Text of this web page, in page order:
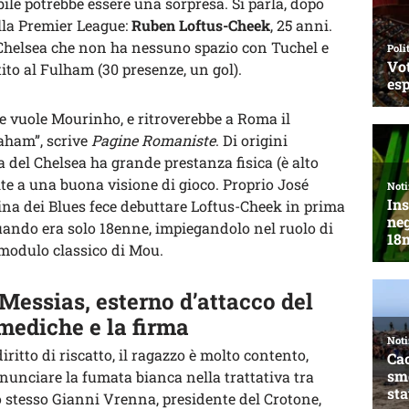
Premier League:Ruben Loftus-Cheek, 25 anni.
che non ha nessuno spazio con Tuchel e
al Fulham (30 presenze, un gol).
vuole Mourinho, e ritroverebbe a Roma il
scrive Pagine Romaniste. Di origini
Chelsea ha grande prestanza fisica (è alto
a una buona visione di gioco. Proprio José
dei Blues fece debuttare Loftus-Cheek in prima
era solo 18enne, impiegandolo nel ruolo di
classico di Mou.
esterno d’attacco del
e la firma
di riscatto, il ragazzo è molto contento,
la fumata bianca nella trattativa tra
Gianni Vrenna, presidente del Crotone,